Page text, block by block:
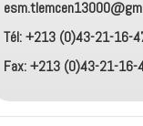
Tél: +213 (0)43-21-16-
Fax: +213 (0)43-21-16-